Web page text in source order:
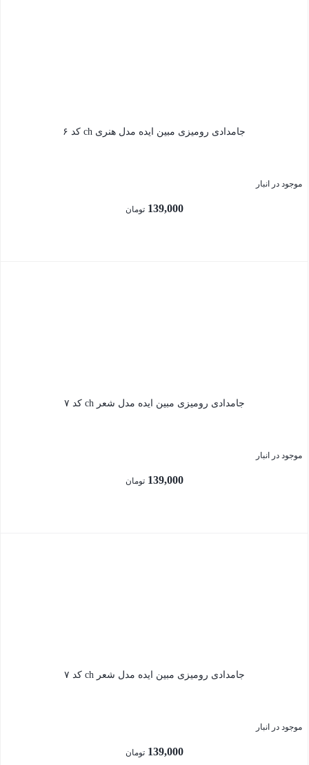
جامدادی رومیزی مبین ایده مدل هنری ch کد ۶
موجود در انبار
139,000 تومان
جامدادی رومیزی مبین ایده مدل شعر ch کد ۷
موجود در انبار
139,000 تومان
جامدادی رومیزی مبین ایده مدل شعر ch کد ۷
موجود در انبار
139,000 تومان